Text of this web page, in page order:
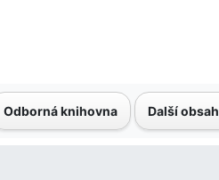
Odborná knihovna Další obsah